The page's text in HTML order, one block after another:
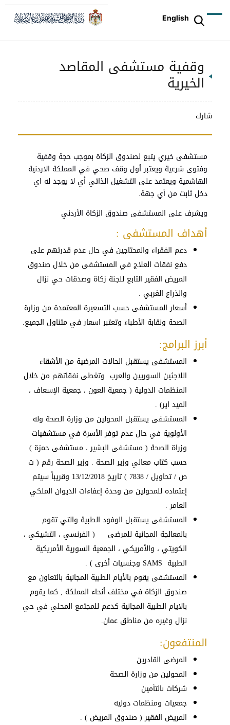
English
وقفية مستشفى المقاصد
الخيرية
شارك
مستشفى خيري يتبع لصندوق الزكاة بموجب حجة وقفية
وفتوى شرعية ويعتبر أول وقف صحي في المملكة الاردنية
الهاشمية ويعتمد على التشغيل الذاتي أي لا يوجد له اي
دخل ثابت من أي جهة.
ويشرف على المستشفى صندوق الزكاة الأردني
أهداف المستشفى :
دعم الفقراء والمحتاجين في حال عدم قدرتهم على
دفع نفقات العلاج في المستشفى من خلال صندوق
المريض الفقير التابع للجنة زكاة وصدقات حي نزال
والذراع الغربي .
أسعار المستشفى حسب التسعيرة المعتمدة من وزارة
الصحة ونقابة الأطباء وتعتبر اسعار في متناول الجميع.
أبرز البرامج:
المستشفى يستقبل الحالات المرضية من الأشقاء
اللاجئين السوريين والعرب وتغطى نفقاتهم من خلال
المنظمات الدولية ( جمعية العون ، جمعية الإسعاف ،
الميد اير) .
المستشفى يستقبل المحولين من وزارة الصحة وله
الأولوية في حال عدم توفر الأسرة في مستشفيات
وزراة الصحة ( مستشفى البشير ، مستشفى حمزة )
حسب كتاب معالي وزير الصحة . وزير الصحة رقم ( ت
ص / تحاويل / 7838 ) تاريخ 13/12/2018 وقريباً سيتم
إعتماده للمحولين من وحدة إعفاءات الديوان الملكي
العامر .
المستشفى يستقبل الوفود الطبية والتي تقوم
بالمعالجة المجانية للمرضى ( الفرنسي ، التشيكي ،
الكويتي ، والأمريكي ، الجمعية السورية الأمريكية
الطبية SAMS وجنسيات أخرى ) .
المستشفى يقوم بالأيام الطبية المجانية بالتعاون مع
صندوق الزكاة في مختلف أنحاء المملكة , كما يقوم
بالايام الطبية المجانية كدعم للمجتمع المحلي في حي
نزال وغيره من مناطق عمان.
المنتفعون:
المرضى القادرين
المحولين من وزارة الصحة
شركات ىالتأمين
جمعيات ومنظمات دوليه
المريض الفقير ( صندوق المريض ) .